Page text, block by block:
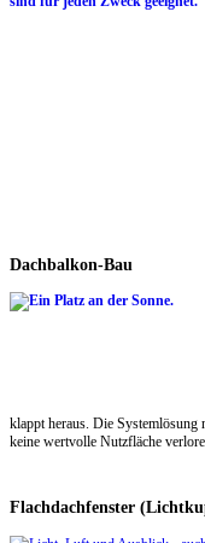
Dachbalkon-Bau
klappt heraus. Die Systemlösung
keine wertvolle Nutzfläche
Flachdachfenster